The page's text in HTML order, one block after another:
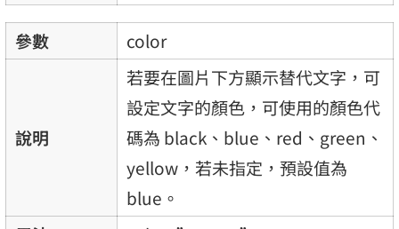
參數 color
說明
若要在圖片下方顯示替代文字，可
設定文字的顏色，可使用的顏色代
碼為 black、blue、red、green、
yellow，若未指定，預設值為
blue。